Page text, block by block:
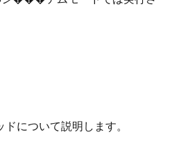
について説明します。